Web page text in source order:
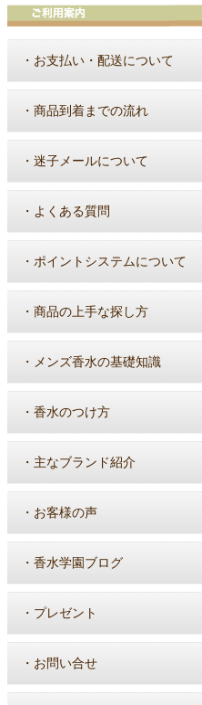
・ お支払い・配送について
・ 商品到着までの流れ
・ 迷子メールについて
・ よくある質問
・ ポイントシステムについて
・ 商品の上手な探し方
・ メンズ香水の基礎知識
・ 香水のつけ方
・ 主なブランド紹介
・ お客様の声
・ 香水学園ブログ
・ プレゼント
・ お問い合せ